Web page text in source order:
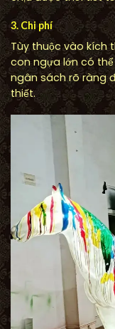
3. Chi phí
Tùy thuộc vào kích
con ngựa lớn có thể
ngân sách rõ ràng
thiết.